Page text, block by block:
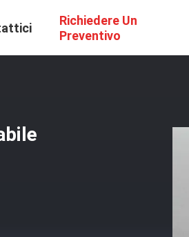
Richiedere Un
Preventivo